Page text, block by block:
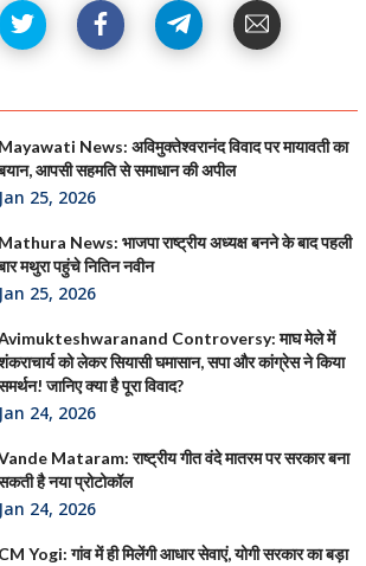
Mayawati News: अविमुक्तेश्वरानंद विवाद पर मायावती का
आपसी सहमति से समाधान की अपील
Jan 25, 2026
Mathura News: भाजपा राष्ट्रीय अध्यक्ष बनने के बाद पहली
मथुरा पहुंचे नितिन नवीन
Jan 25, 2026
Controversy: माघ मेले में
को लेकर सियासी घमासान, सपा और कांग्रेस ने किया
जानिए क्या है पूरा विवाद?
Jan 24, 2026
Mataram: राष्ट्रीय गीत वंदे मातरम पर सरकार बना
है नया प्रोटोकॉल
Jan 24, 2026
CM Yogi: गांव में ही मिलेंगी आधार सेवाएं, योगी सरकार का बड़ा